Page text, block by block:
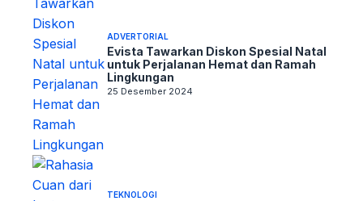
ADVERTORIAL
Evista Tawarkan Diskon Spesial Natal
untuk Perjalanan Hemat dan Ramah
Lingkungan
25 Desember 2024
TEKNOLOGI